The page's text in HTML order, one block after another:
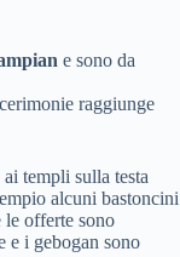
e sono da
raggiunge
templi sulla testa
alcuni bastoncini
le offerte sono
e i gebogan sono